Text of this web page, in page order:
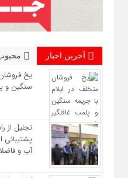
آخرین اخبار
یخ‌
سنگین و
تجلیل از
آب و